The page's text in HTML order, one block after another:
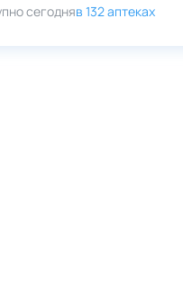
сегодняв 132 аптеках